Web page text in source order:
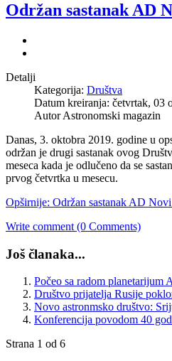
Održan sastanak AD
Detalji
Kategorija: Društva
Datum kreiranja: četvrtak, 03
Autor Astronomski magazin
Danas, 3. oktobra 2019. godine u
održan je drugi sastanak ovog
meseca kada je odlučeno da se
prvog četvrtka u mesecu.
Opširnije: Održan sastanak AD Novi
Write comment (0 Comments)
Još članaka...
Počeo sa radom
Društvo prijatelja Rusije
Novo astronmsko društvo:
Konferencija povodom 40
Strana 1 od 6